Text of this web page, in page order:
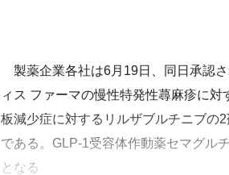
製薬企業各社は6月19日、同日承認
ィス ファーマの慢性特発性蕁麻疹に
板減少症に対するリルザブルチニブの
である。 GLP-1受容体作動薬セマグル
となる